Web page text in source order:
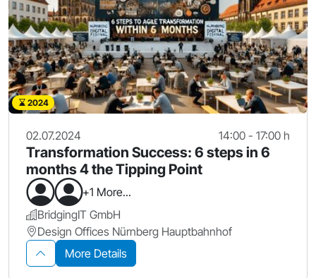
2024
02.07.2024 14:00 - 17:00 h
Transformation Success: 6 steps in 6
months 4 the Tipping Point
+1 More...
BridgingIT GmbH
Design Offices Nürnberg Hauptbahnhof
More Details